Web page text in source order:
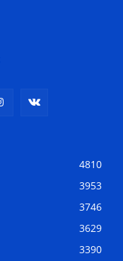
4810
3953
3746
3629
3390